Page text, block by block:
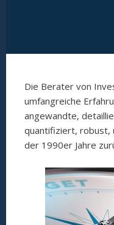
Die Berater von
umfangreiche
angewandte,
quantifiziert, robust,
der 1990er Jahre